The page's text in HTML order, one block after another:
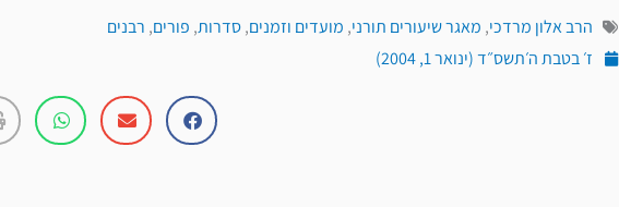
הרב אלון מרדכי, מאגר שיעורים תורני, מועדים וזמנים,סדרות, פורים, רבנים
ז׳ בטבת ה׳תשס״ד (ינואר 1, 2004)